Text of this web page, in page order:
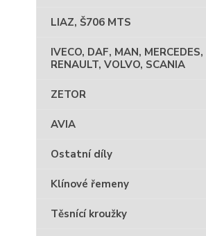
LIAZ, Š706 MTS
IVECO, DAF, MAN, MERCEDES,
RENAULT, VOLVO, SCANIA
ZETOR
AVIA
Ostatní díly
Klínové řemeny
Těsnící kroužky